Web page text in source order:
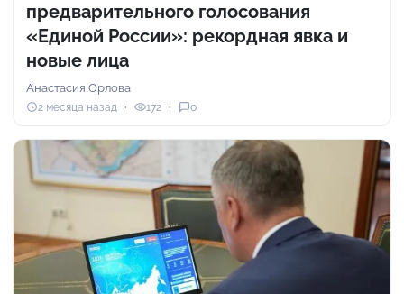
предварительного голосования
«Единой России»: рекордная явка и
новые лица
Анастасия Орлова
2 месяца назад 172 0